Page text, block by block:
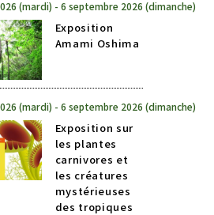
(mardi) - 6 septembre 2026 (dimanche)
Exposition
Amami Oshima
(mardi) - 6 septembre 2026 (dimanche)
Exposition sur
les plantes
carnivores et
les créatures
mystérieuses
des tropiques